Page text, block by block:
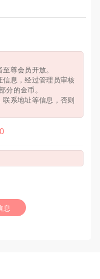
尊会员开放。
息，经过管理员审核
分的金币。
系地址等信息，否则
息